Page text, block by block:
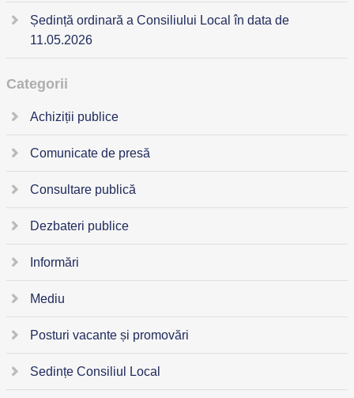
Ședință ordinară a Consiliului Local în data de
11.05.2026
Categorii
Achiziții publice
Comunicate de presă
Consultare publică
Dezbateri publice
Informări
Mediu
Posturi vacante și promovări
Sedințe Consiliul Local